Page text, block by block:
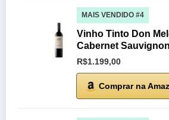
MAIS VENDIDO #4
Vinho Tinto Don
Cabernet
R$1.199,00
Comprar na